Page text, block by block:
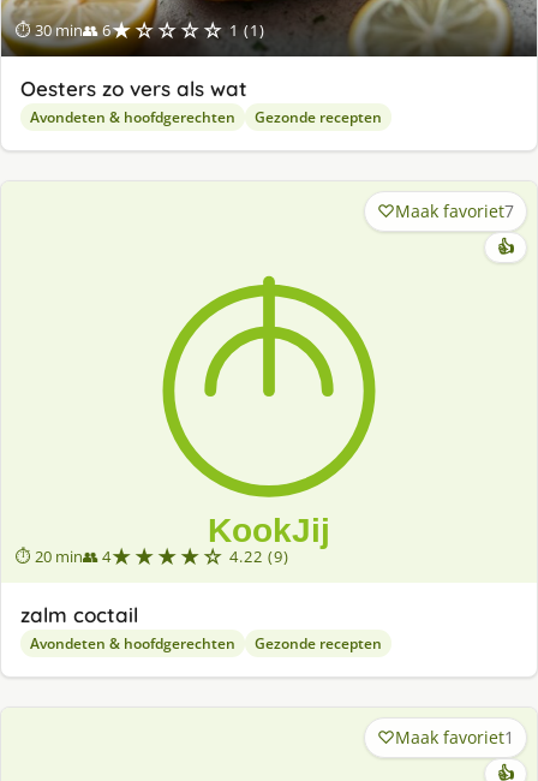
⏱ 30 min👥 6★☆☆☆☆ 1 (1)
Oesters zo vers als wat
Avondeten & hoofdgerechten Gezonde recepten
⏱ 20 min👥 4★★★★☆ 4.22 (9)
Maak favoriet7
👍
zalm coctail
Avondeten & hoofdgerechten Gezonde recepten
Maak favoriet1
👍